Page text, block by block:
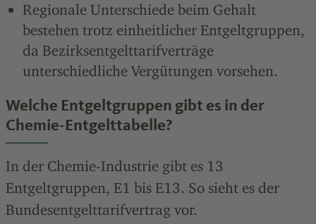
Regionale Unterschiede beim Gehalt
bestehen trotz einheitlicher Entgeltgruppen,
da Bezirksentgelttarifverträge
unterschiedliche Vergütungen vorsehen.
Welche Entgeltgruppen gibt es in der
Chemie-Entgelttabelle?
In der Chemie-Industrie gibt es 13
Entgeltgruppen, E1 bis E13. So sieht es der
Bundesentgelttarifvertrag vor.